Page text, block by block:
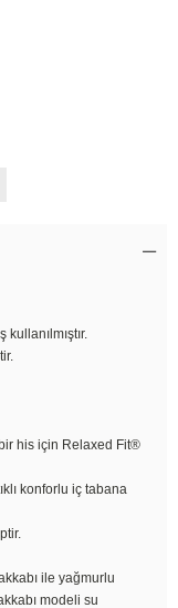
his için Relaxed Fit®
konforlu iç tabana
ile yağmurlu
modeli su